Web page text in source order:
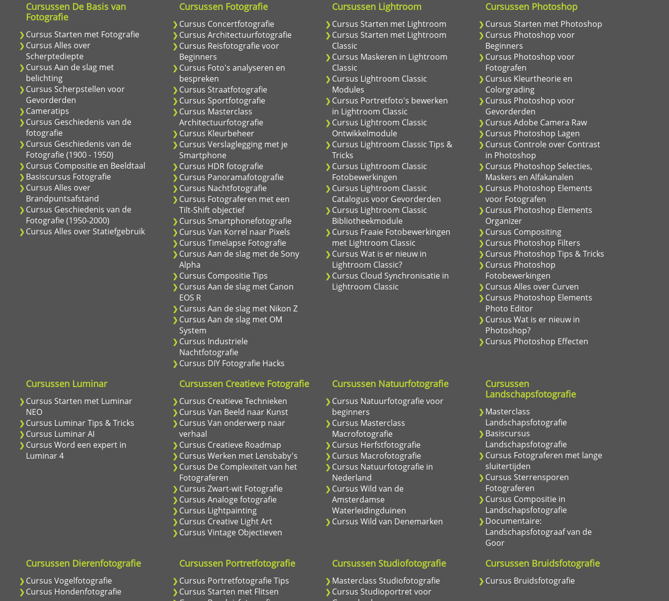
Cursussen De Basis van
Fotografie
Cursus Starten met Fotografie
Cursus Alles over
Scherptediepte
Cursus Aan de slag met
belichting
Cursus Scherpstellen voor
Gevorderden
Cameratips
Cursus Geschiedenis van de
fotografie
Cursus Geschiedenis van de
Fotografie (1900 - 1950)
Cursus Compositie en Beeldtaal
Basiscursus Fotografie
Cursus Alles over
Brandpuntsafstand
Cursus Geschiedenis van de
Fotografie (1950-2000)
Cursus Alles over Statiefgebruik
Cursussen Fotografie
Cursus Concertfotografie
Cursus Architectuurfotografie
Cursus Reisfotografie voor
Beginners
Cursus Foto's analyseren en
bespreken
Cursus Straatfotografie
Cursus Sportfotografie
Cursus Masterclass
Architectuurfotografie
Cursus Kleurbeheer
Cursus Verslaglegging met je
Smartphone
Cursus HDR fotografie
Cursus Panoramafotografie
Cursus Nachtfotografie
Cursus Fotograferen met een
Tilt-Shift objectief
Cursus Smartphonefotografie
Cursus Van Korrel naar Pixels
Cursus Timelapse Fotografie
Cursus Aan de slag met de Sony
Alpha
Cursus Compositie Tips
Cursus Aan de slag met Canon
EOS R
Cursus Aan de slag met Nikon Z
Cursus Aan de slag met OM
System
Cursus Industriele
Nachtfotografie
Cursus DIY Fotografie Hacks
Cursussen Lightroom
Cursus Starten met Lightroom
Cursus Starten met Lightroom
Classic
Cursus Maskeren in Lightroom
Classic
Cursus Lightroom Classic
Modules
Cursus Portretfoto's bewerken
in Lightroom Classic
Cursus Lightroom Classic
Ontwikkelmodule
Cursus Lightroom Classic Tips &
Tricks
Cursus Lightroom Classic
Fotobewerkingen
Cursus Lightroom Classic
Catalogus voor Gevorderden
Cursus Lightroom Classic
Bibliotheekmodule
Cursus Fraaie Fotobewerkingen
met Lightroom Classic
Cursus Wat is er nieuw in
Lightroom Classic?
Cursus Cloud Synchronisatie in
Lightroom Classic
Cursussen Photoshop
Cursus Starten met Photoshop
Cursus Photoshop voor
Beginners
Cursus Photoshop voor
Fotografen
Cursus Kleurtheorie en
Colorgrading
Cursus Photoshop voor
Gevorderden
Cursus Adobe Camera Raw
Cursus Photoshop Lagen
Cursus Controle over Contrast
in Photoshop
Cursus Photoshop Selecties,
Maskers en Alfakanalen
Cursus Photoshop Elements
voor Fotografen
Cursus Photoshop Elements
Organizer
Cursus Compositing
Cursus Photoshop Filters
Cursus Photoshop Tips & Tricks
Cursus Photoshop
Fotobewerkingen
Cursus Alles over Curven
Cursus Photoshop Elements
Photo Editor
Cursus Wat is er nieuw in
Photoshop?
Cursus Photoshop Effecten
Cursussen Luminar
Cursus Starten met Luminar
NEO
Cursus Luminar Tips & Tricks
Cursus Luminar AI
Cursus Word een expert in
Luminar 4
Cursussen Creatieve Fotografie
Cursus Creatieve Technieken
Cursus Van Beeld naar Kunst
Cursus Van onderwerp naar
verhaal
Cursus Creatieve Roadmap
Cursus Werken met Lensbaby's
Cursus De Complexiteit van het
Fotograferen
Cursus Zwart-wit Fotografie
Cursus Analoge fotografie
Cursus Lightpainting
Cursus Creative Light Art
Cursus Vintage Objectieven
Cursussen Natuurfotografie
Cursus Natuurfotografie voor
beginners
Cursus Masterclass
Macrofotografie
Cursus Herfstfotografie
Cursus Macrofotografie
Cursus Natuurfotografie in
Nederland
Cursus Wild van de
Amsterdamse
Waterleidingduinen
Cursus Wild van Denemarken
Cursussen
Landschapsfotografie
Masterclass
Landschapsfotografie
Basiscursus
Landschapsfotografie
Cursus Fotograferen met lange
sluitertijden
Cursus Sterrensporen
Fotograferen
Cursus Compositie in
Landschapsfotografie
Documentaire:
Landschapsfotograaf van de
Goor
Cursussen Dierenfotografie
Cursus Vogelfotografie
Cursus Hondenfotografie
Cursussen Portretfotografie
Cursus Portretfotografie Tips
Cursus Starten met Flitsen
Cursussen Studiofotografie
Masterclass Studiofotografie
Cursus Studioportret voor
Cursussen Bruidsfotografie
Cursus Bruidsfotografie